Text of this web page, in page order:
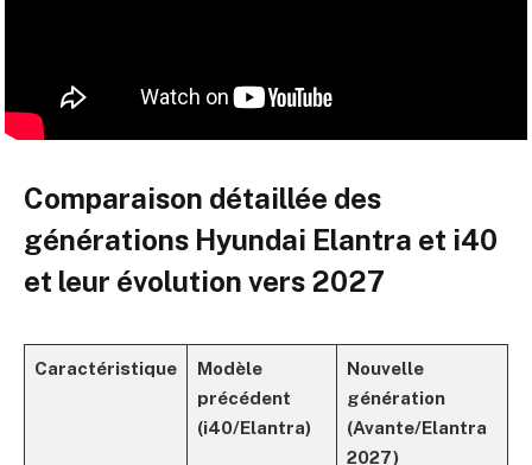
Comparaison détaillée des
générations Hyundai Elantra et i40
et leur évolution vers 2027
Caractéristique
Modèle
précédent
(i40/Elantra)
Nouvelle
génération
(Avante/Elantra
2027)